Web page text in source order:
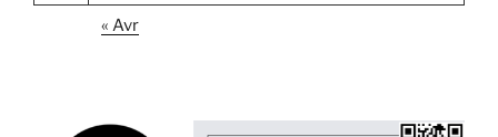
« Avr